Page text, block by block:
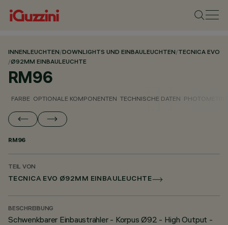
INNENLEUCHTEN/DOWNLIGHTS UND EINBAULEUCHTEN/TECNICA EVO
/Ø92MM EINBAULEUCHTE
RM96
FARBE OPTIONALE KOMPONENTEN TECHNISCHE DATEN
RM96
TEIL VON
TECNICA EVO Ø92MM EINBAULEUCHTE
BESCHREIBUNG
Schwenkbarer Einbaustrahler - Korpus Ø92 - High Output -